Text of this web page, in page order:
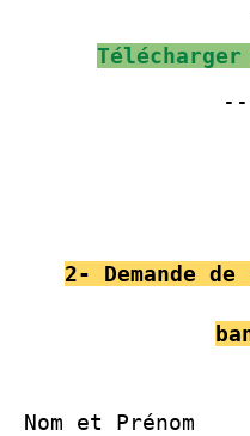
Télécharger
2- Demande
Nom et Prénom